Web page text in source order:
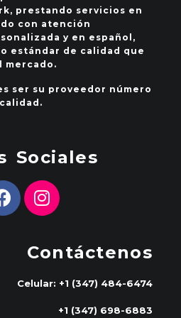
prestando servicios en
con atención
y en español,
estándar de calidad que
mercado.
ser su proveedor número
Sociales
Contáctenos
Celular: +1 (347) 484-6474
+1 (347) 698-6883